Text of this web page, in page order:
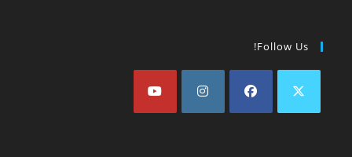
Follow Us!